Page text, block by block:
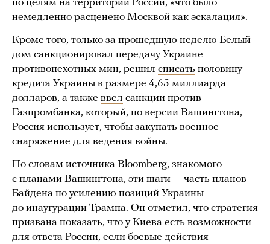
по целям на территории России, «что было
немедленно расценено Москвой как эскалация».
Кроме того, только за прошедшую неделю Белый
дом санкционировал передачу Украине
противопехотных мин, решил списать половину
кредита Украины в размере 4,65 миллиарда
долларов, а также ввел санкции против
Газпромбанка, который, по версии Вашингтона,
Россия использует, чтобы закупать военное
снаряжение для ведения войны.
По словам источника Bloomberg, знакомого
с планами Вашингтона, эти шаги — часть планов
Байдена по усилению позиций Украины
до инаугурации Трампа. Он отметил, что стратегия
призвана показать, что у Киева есть возможности
для ответа России, если боевые действия